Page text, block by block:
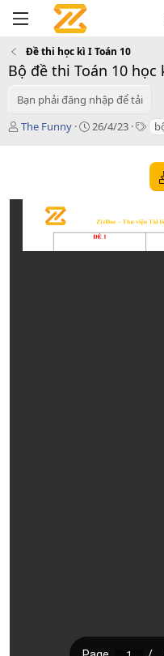
Đề thi học kì I Toán 10
Bộ đề thi Toán 10 học
Bạn phải đăng nhập để tải
T
ả
The Funny
C
n
d
26/4/23
T
s